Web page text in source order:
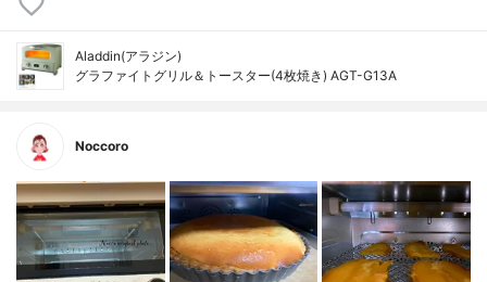
Aladdin(アラジン)
グラファイトグリル＆トースター(4枚焼き) AGT-G13A
Noccoro